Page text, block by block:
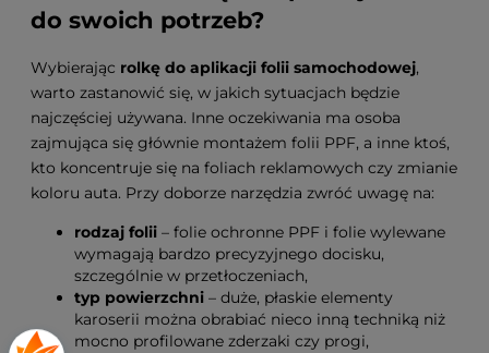
do swoich potrzeb?
Wybierając rolkę do aplikacji folii samochodowej,
warto zastanowić się, w jakich sytuacjach będzie
najczęściej używana. Inne oczekiwania ma osoba
zajmująca się głównie montażem folii PPF, a inne ktoś,
kto koncentruje się na foliach reklamowych czy zmianie
koloru auta. Przy doborze narzędzia zwróć uwagę na:
rodzaj folii – folie ochronne PPF i folie wylewane
wymagają bardzo precyzyjnego docisku,
szczególnie w przetłoczeniach,
typ powierzchni – duże, płaskie elementy
karoserii można obrabiać nieco inną techniką niż
mocno profilowane zderzaki czy progi,